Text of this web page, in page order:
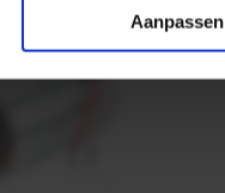
Aanpassen